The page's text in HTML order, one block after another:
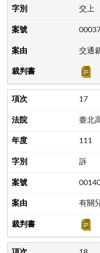
交上
交通
17
臺北
111
訴
有關